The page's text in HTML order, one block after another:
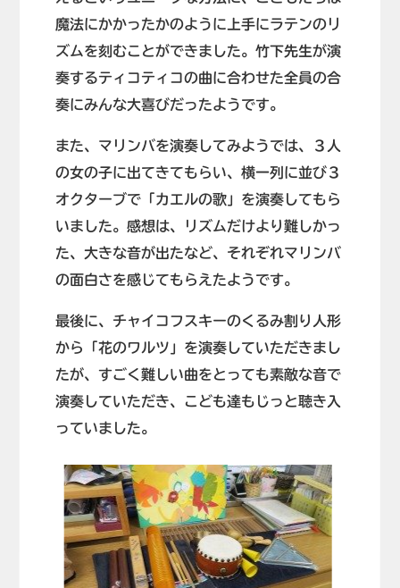
魔法にかかったかのように上手にラテンのリ
ズムを刻むことができました。竹下先生が演
奏するティコティコの曲に合わせた全員の合
奏にみんな大喜びだったようです。
また、マリンバを演奏してみようでは、３人
の女の子に出てきてもらい、横一列に並び３
オクターブで「カエルの歌」を演奏してもら
いました。感想は、リズムだけより難しかっ
た、大きな音が出たなど、それぞれマリンバ
の面白さを感じてもらえたようです。
最後に、チャイコフスキーのくるみ割り人形
から「花のワルツ」を演奏していただきまし
たが、すごく難しい曲をとっても素敵な音で
演奏していただき、こども達もじっと聴き入
っていました。